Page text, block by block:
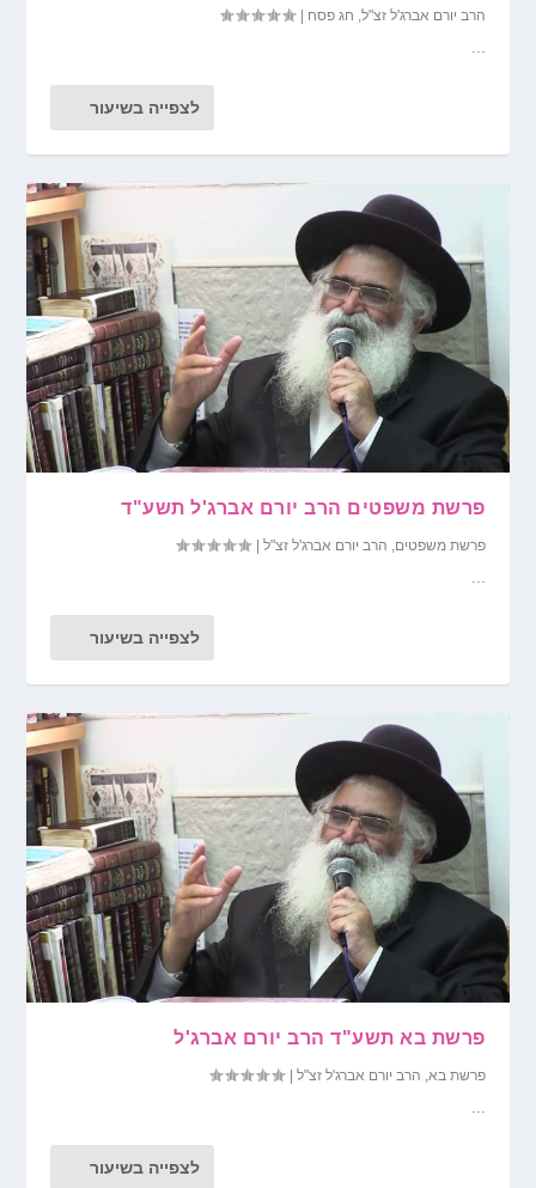
הרב יורם אברג'ל זצ"ל, חג פסח |
לצפייה בשיעור
פרשת משפטים הרב יורם אברג'ל תשע"ד
פרשת משפטים, הרב יורם אברג'ל זצ"ל |
לצפייה בשיעור
פרשת בא תשע"ד הרב יורם אברג'ל
פרשת בא הרב יורם אברג'ל זצ"ל |
לצפייה בשיעור